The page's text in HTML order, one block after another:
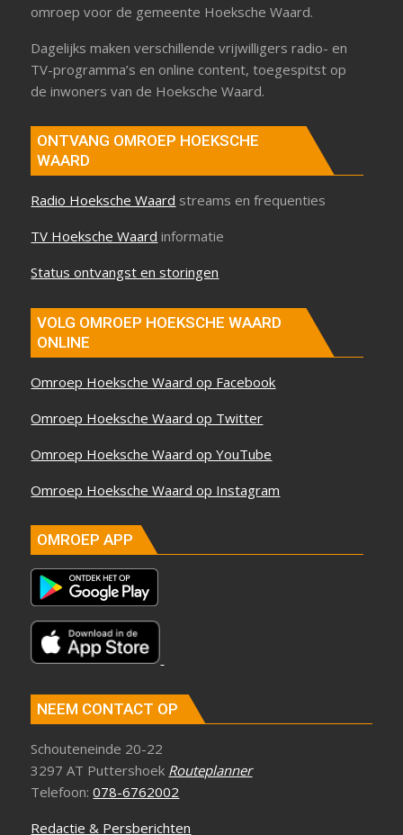
omroep voor de gemeente Hoeksche Waard.
Dagelijks maken verschillende vrijwilligers radio- en
TV-programma’s en online content, toegespitst op
de inwoners van de Hoeksche Waard.
ONTVANG OMROEP HOEKSCHE
WAARD
Radio Hoeksche Waard streams en frequenties
TV Hoeksche Waard informatie
Status ontvangst en storingen
VOLG OMROEP HOEKSCHE WAARD
ONLINE
Omroep Hoeksche Waard op Facebook
Omroep Hoeksche Waard op Twitter
Omroep Hoeksche Waard op YouTube
Omroep Hoeksche Waard op Instagram
OMROEP APP
NEEM CONTACT OP
Schouteneinde 20-22
3297 AT Puttershoek Routeplanner
Telefoon:078-6762002
Redactie & Persberichten